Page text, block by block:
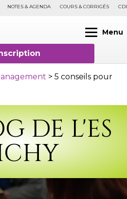
NOTES & AGENDA COURS & CORRIGÉS CDI
Menu
> 5 conseils pour
DE L'ES